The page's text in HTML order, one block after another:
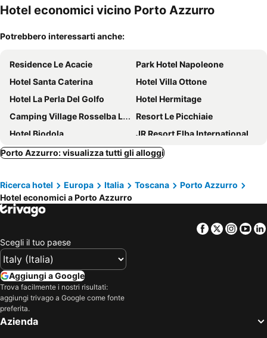
Hotel economici vicino Porto Azzurro
Potrebbero interessarti anche:
Residence Le Acacie
Park Hotel Napoleone
Hotel Santa Caterina
Hotel Villa Ottone
Hotel La Perla Del Golfo
Hotel Hermitage
Camping Village Rosselba Le Palme
Resort Le Picchiaie
Hotel Biodola
JR Resort Elba International
Hotel Baia Imperiale
Hotel Capo Di Stella
Hotel Montecristo
Hotel Residence Isola Verde
Hotel Del Golfo
Eden Park Hotel
Hotel Select
Casa Campanella Resort
Hotel Villa Wanda
Hotel Villa Rodriguez
Hotel Airone isola d'Elba
Hotel Danila
Hotel Fabricia
Albergo Ape Elbana
Porto Azzurro: visualizza tutti gli alloggi
Ricerca hotel Europa Italia Toscana
Porto Azzurro
Hotel economici a Porto Azzurro
Facebook
Twitter
Scegli il tuo paese
Aggiungi a Google
Trova facilmente i nostri risultati:
aggiungi trivago a Google come fonte
preferita.
Azienda